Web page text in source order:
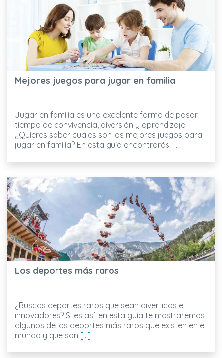
Mejores juegos para jugar en familia
Jugar en familia es una excelente forma de pasar
tiempo de convivencia, diversión y aprendizaje.
¿Quieres saber cuáles son los mejores juegos para
jugar en familia? En esta guía encontrarás [...]
Los deportes más raros
¿Buscas deportes raros que sean divertidos e
innovadores? Si es así, en esta guía te mostraremos
algunos de los deportes más raros que existen en el
mundo y que son [...]